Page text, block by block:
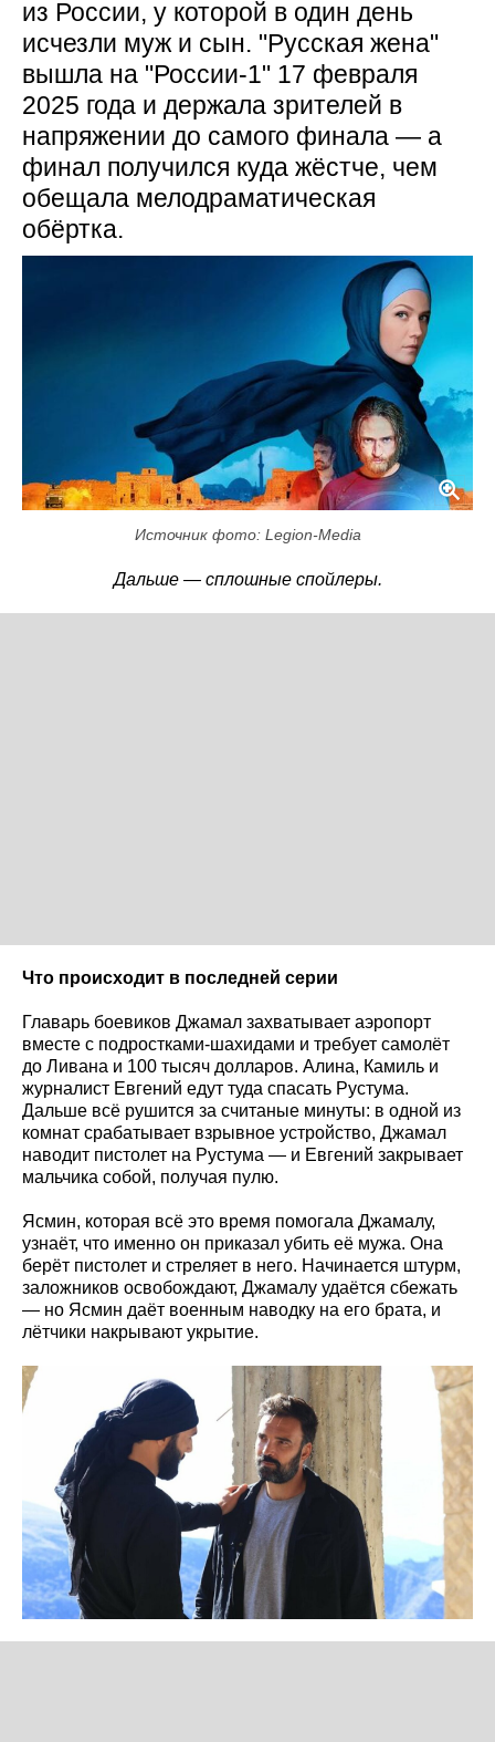
из России, у которой в один день
исчезли муж и сын. "Русская жена"
вышла на "России-1" 17 февраля
2025 года и держала зрителей в
напряжении до самого финала — а
финал получился куда жёстче, чем
обещала мелодраматическая
обёртка.
Источник фото: Legion-Media
Дальше — сплошные спойлеры.
Что происходит в последней серии
Главарь боевиков Джамал захватывает аэропорт
вместе с подростками-шахидами и требует самолёт
до Ливана и 100 тысяч долларов. Алина, Камиль и
журналист Евгений едут туда спасать Рустума.
Дальше всё рушится за считаные минуты: в одной из
комнат срабатывает взрывное устройство, Джамал
наводит пистолет на Рустума — и Евгений закрывает
мальчика собой, получая пулю.
Ясмин, которая всё это время помогала Джамалу,
узнаёт, что именно он приказал убить её мужа. Она
берёт пистолет и стреляет в него. Начинается штурм,
заложников освобождают, Джамалу удаётся сбежать
— но Ясмин даёт военным наводку на его брата, и
лётчики накрывают укрытие.